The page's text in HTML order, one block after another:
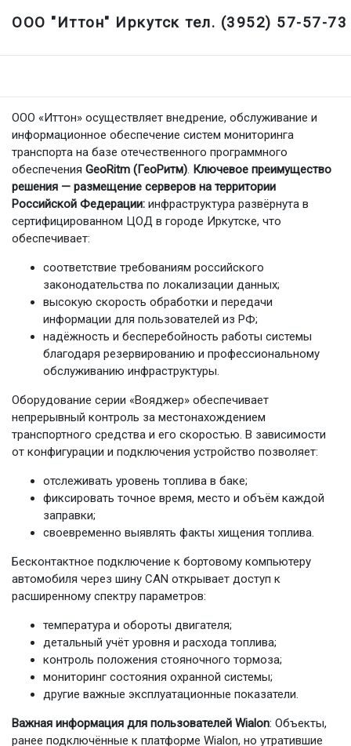
ООО "Иттон" Иркутск тел. (3952) 57-57-73
ООО «Иттон» осуществляет внедрение, обслуживание и
информационное обеспечение систем мониторинга
транспорта на базе отечественного программного
обеспечения GeoRitm (ГеоРитм). Ключевое преимущество
решения — размещение серверов на территории
Российской Федерации: инфраструктура развёрнута в
сертифицированном ЦОД в городе Иркутске, что
обеспечивает:
соответствие требованиям российского
законодательства по локализации данных;
высокую скорость обработки и передачи
информации для пользователей из РФ;
надёжность и бесперебойность работы системы
благодаря резервированию и профессиональному
обслуживанию инфраструктуры.
Оборудование серии «Вояджер» обеспечивает
непрерывный контроль за местонахождением
транспортного средства и его скоростью. В зависимости
от конфигурации и подключения устройство позволяет:
отслеживать уровень топлива в баке;
фиксировать точное время, место и объём каждой
заправки;
своевременно выявлять факты хищения топлива.
Бесконтактное подключение к бортовому компьютеру
автомобиля через шину CAN открывает доступ к
расширенному спектру параметров:
температура и обороты двигателя;
детальный учёт уровня и расхода топлива;
контроль положения стояночного тормоза;
мониторинг состояния охранной системы;
другие важные эксплуатационные показатели.
Важная информация для пользователей Wialon: Объекты,
ранее подключённые к платформе Wialon, но утратившие